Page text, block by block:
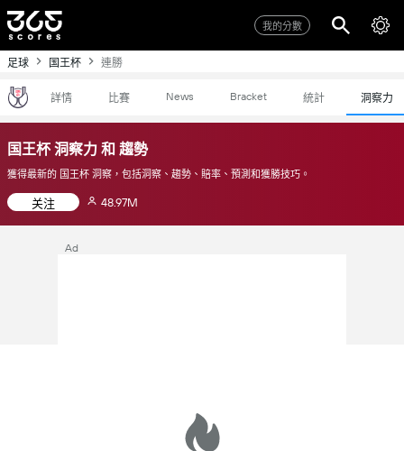
我的分數
足球 国王杯 連勝
詳情 比賽 News Bracket 統計 洞察力
国王杯 洞察力 和 趨勢
獲得最新的 国王杯 洞察，包括洞察、趨勢、賠率、預測和獲勝技巧。
关注 48.97M
Ad